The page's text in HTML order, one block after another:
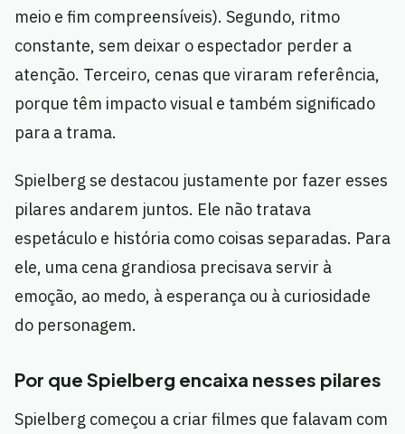
meio e fim compreensíveis). Segundo, ritmo
constante, sem deixar o espectador perder a
atenção. Terceiro, cenas que viraram referência,
porque têm impacto visual e também significado
para a trama.
Spielberg se destacou justamente por fazer esses
pilares andarem juntos. Ele não tratava
espetáculo e história como coisas separadas. Para
ele, uma cena grandiosa precisava servir à
emoção, ao medo, à esperança ou à curiosidade
do personagem.
Por que Spielberg encaixa nesses pilares
Spielberg começou a criar filmes que falavam com